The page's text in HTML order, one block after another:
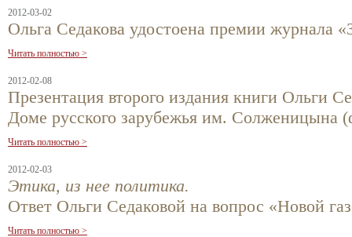
2012-03-02
Ольга Седакова удостоена премии журнала
Читать полностью >
2012-02-08
Презентация второго издания книги Ольги
Доме русского зарубежья им. Солженицына
Читать полностью >
2012-02-03
Этика, из нее политика.
Ответ Ольги Седаковой на вопрос «Новой
Читать полностью >